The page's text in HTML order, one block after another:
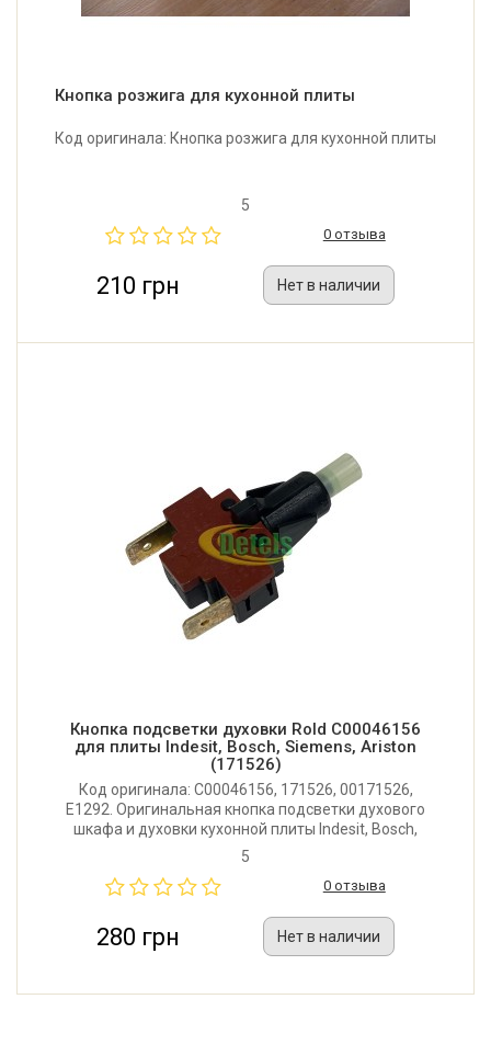
Кнопка розжига для кухонной плиты
Код оригинала: Кнопка розжига для кухонной плиты
5
0 отзыва
210 грн Нет в наличии
Кнопка подсветки духовки Rold C00046156
для плиты Indesit, Bosch, Siemens, Ariston
(171526)
Код оригинала: C00046156, 171526, 00171526,
E1292. Оригинальная кнопка подсветки духового
шкафа и духовки кухонной плиты Indesit, Bosch,
Siemens, Ariston. Производитель: Rold (Италия).
5
0 отзыва
280 грн Нет в наличии